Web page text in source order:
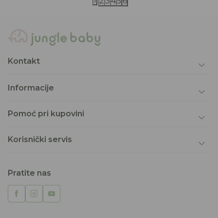
Kontakt
Informacije
Pomoć pri kupovini
Korisnički servis
Pratite nas